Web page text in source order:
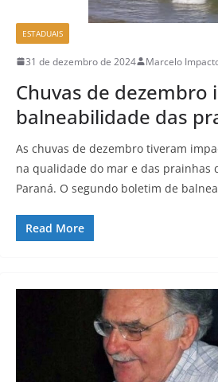
ESTADUAIS
31 de dezembro de 2024 Marcelo
Chuvas de dezembro
balneabilidade das
As chuvas de dezembro tiveram
na qualidade do mar e das prainhas
Paraná. O segundo boletim de
Read More